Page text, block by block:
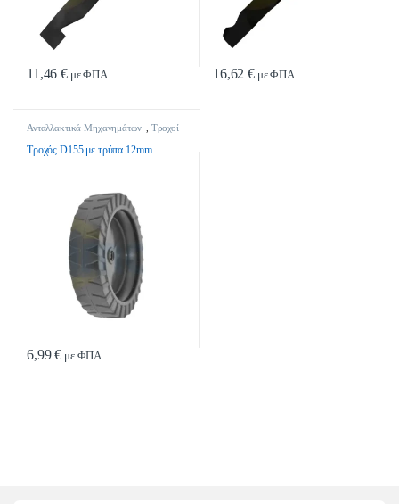
11,46€ με ΦΠΑ 16,62€ με ΦΠΑ
Ανταλλακτικά Μηχανημάτων
Τροχοί
Τροχός D155 με τρύπα 12mm
6,99€ με ΦΠΑ